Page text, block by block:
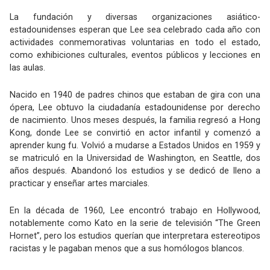
La fundación y diversas organizaciones asiático-
estadounidenses esperan que Lee sea celebrado cada año con
actividades conmemorativas voluntarias en todo el estado,
como exhibiciones culturales, eventos públicos y lecciones en
las aulas.
Nacido en 1940 de padres chinos que estaban de gira con una
ópera, Lee obtuvo la ciudadanía estadounidense por derecho
de nacimiento. Unos meses después, la familia regresó a Hong
Kong, donde Lee se convirtió en actor infantil y comenzó a
aprender kung fu. Volvió a mudarse a Estados Unidos en 1959 y
se matriculó en la Universidad de Washington, en Seattle, dos
años después. Abandonó los estudios y se dedicó de lleno a
practicar y enseñar artes marciales.
En la década de 1960, Lee encontró trabajo en Hollywood,
notablemente como Kato en la serie de televisión “The Green
Hornet”, pero los estudios querían que interpretara estereotipos
racistas y le pagaban menos que a sus homólogos blancos.